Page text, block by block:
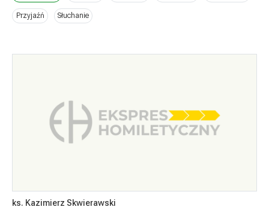
Przyjaźń Słuchanie
ks. Kazimierz Skwierawski